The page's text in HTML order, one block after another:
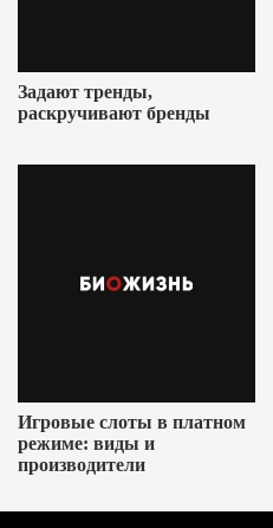
Задают тренды,
раскручивают бренды
Игровые слоты в платном
режиме: виды и
производители